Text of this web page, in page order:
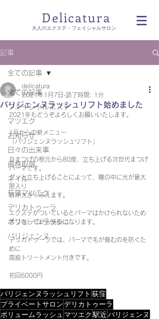
Delicatura
​大人のエクステ・フェイシャルサロン
記事
全ての記事
フェイシャルエステ
マツエク
お知らせ
日々の出来事
資格取得
ネイル
荻窪マツエク
デリカトゥーラ
ボリュームラッシュ
パリジェンヌ
全ての記事
パリジェンヌラッシュリフト始めました
delicatura
2021年1月7日 読了時間: 1分
2021年もどうぞよろしくお願いいたします。
1月からの新メニュー
「パリジェンヌラッシュリフト」
自まつげの根元から80度、立ち上げる次世代まつげ
パーマです。
グッと立ち上げることによって、瞳の中に光が最大
限入り
目が大きくみえます。
エクステがついているとパーマはかけられないため
オフをしてから施術になります。
デリカトゥーラでは、パーマで毛が傷むのを防ぐた
めに
高級トリートメント付きです。
初回6000円
パリジェンヌラッシュリフト 荻窪
プライベートサロンデリカトゥーラ
ボリュームラッシュ マツエク 駅近パリジェンヌ